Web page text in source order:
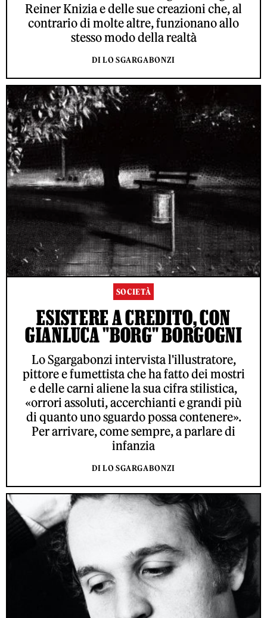
Reiner Knizia e delle sue creazioni che, al
contrario di molte altre, funzionano allo
stesso modo della realtà
DI LO SGARGABONZI
SOCIETÀ
ESISTERE A CREDITO, CON
GIANLUCA "BORG" BORGOGNI
Lo Sgargabonzi intervista l'illustratore,
pittore e fumettista che ha fatto dei mostri
e delle carni aliene la sua cifra stilistica,
«orrori assoluti, accerchianti e grandi più
di quanto uno sguardo possa contenere».
Per arrivare, come sempre, a parlare di
infanzia
DI LO SGARGABONZI